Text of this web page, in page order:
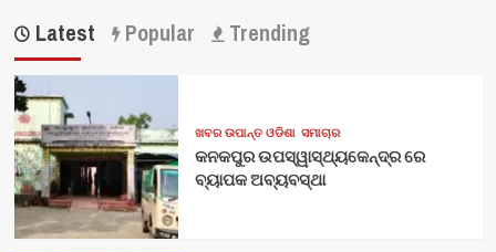
Latest Popular Trending
ଖବର ଉପାନ୍ତ ଓଡିଶା ସମାଚାର
କନକପୁର ଉପସ୍ୱାସ୍ଥ୍ୟକେନ୍ଦ୍ର ରେ
ବ୍ୟାପକ ଅବ୍ୟବସ୍ଥା